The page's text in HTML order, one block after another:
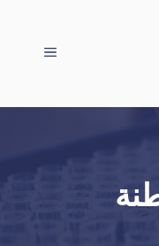
القائمة